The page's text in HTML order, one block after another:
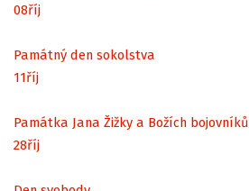
08říj
Památný den sokolstva
11říj
Památka Jana Žižky a Božích bojovníků
28říj